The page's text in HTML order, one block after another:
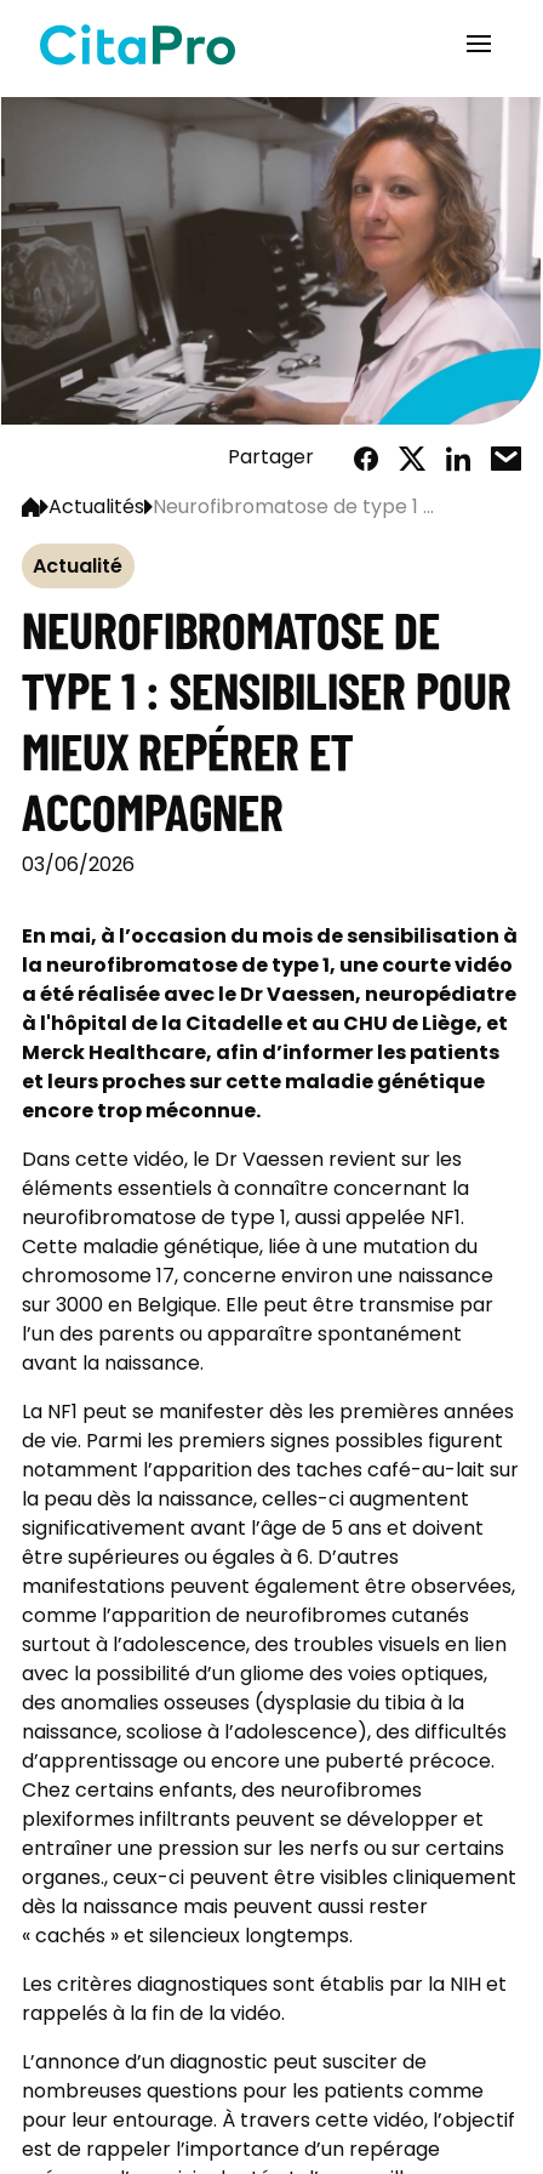
Partager
Actualités Neurofibromatose de type 1 ...
Actualité
NEUROFIBROMATOSE DE
TYPE 1 : SENSIBILISER POUR
MIEUX REPÉRER ET
ACCOMPAGNER
03/06/2026
En mai, à l’occasion du mois de sensibilisation à
la neurofibromatose de type 1, une courte vidéo
a été réalisée avec le Dr Vaessen, neuropédiatre
à l'hôpital de la Citadelle et au CHU de Liège, et
Merck Healthcare, afin d’informer les patients
et leurs proches sur cette maladie génétique
encore trop méconnue.
Dans cette vidéo, le Dr Vaessen revient sur les
éléments essentiels à connaître concernant la
neurofibromatose de type 1, aussi appelée NF1.
Cette maladie génétique, liée à une mutation du
chromosome 17, concerne environ une naissance
sur 3000 en Belgique. Elle peut être transmise par
l’un des parents ou apparaître spontanément
avant la naissance.
La NF1 peut se manifester dès les premières années
de vie. Parmi les premiers signes possibles figurent
notamment l’apparition des taches café-au-lait sur
la peau dès la naissance, celles-ci augmentent
significativement avant l’âge de 5 ans et doivent
être supérieures ou égales à 6. D’autres
manifestations peuvent également être observées,
comme l’apparition de neurofibromes cutanés
surtout à l’adolescence, des troubles visuels en lien
avec la possibilité d’un gliome des voies optiques,
des anomalies osseuses (dysplasie du tibia à la
naissance, scoliose à l’adolescence), des difficultés
d’apprentissage ou encore une puberté précoce.
Chez certains enfants, des neurofibromes
plexiformes infiltrants peuvent se développer et
entraîner une pression sur les nerfs ou sur certains
organes., ceux-ci peuvent être visibles cliniquement
dès la naissance mais peuvent aussi rester
« cachés » et silencieux longtemps.
Les critères diagnostiques sont établis par la NIH et
rappelés à la fin de la vidéo.
L’annonce d’un diagnostic peut susciter de
nombreuses questions pour les patients comme
pour leur entourage. À travers cette vidéo, l’objectif
est de rappeler l’importance d’un repérage